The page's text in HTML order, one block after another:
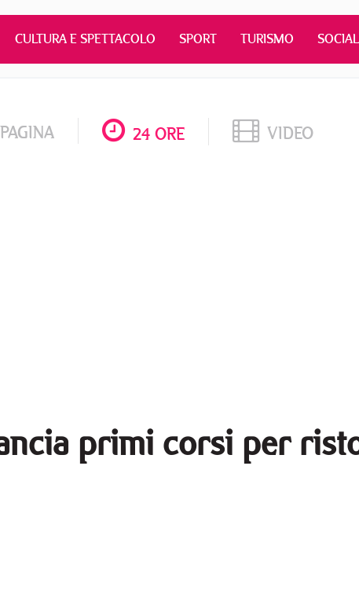
CULTURA E SPETTACOLO SPORT TURISMO
24 ORE VIDEO
primi corsi per